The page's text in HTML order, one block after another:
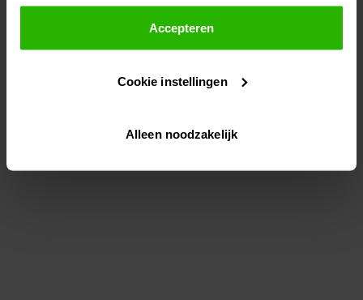
Als je op "Accepteer" klikt, dan geef je Voordeeluitjes.nl
toestemming om cookies voor social media en
gepersonaliseerde advertenties te plaatsen.
Lees hier meer over in onsprivacybeleid
Via "Cookie instellingen" kun je ook zelf instellen welke
Accepteren
Cookie instellingen
Alleen noodzakelijk